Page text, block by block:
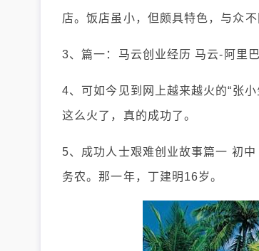
店。饭店虽小，但颇具特色，与众不
3、篇一：马云创业经历 马云-阿里
4、可如今见到网上越来越火的“张
这么火了，真的成功了。
5、成功人士艰难创业故事篇一 初
务农。那一年，丁建明16岁。